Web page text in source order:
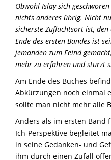
Obwohl Islay sich
nichts anderes übrig. Nicht
sicherste Zufluchtsort ist,
Ende des ersten Bandes ist
jemanden zum Feind
mehr zu erfahren und stürzt
Am Ende des Buches
Abkürzungen noch einmal
sollte man nicht mehr alle
Anders als im ersten Band
Ich-Perspektive begleitet
in seine Gedanken- und
ihm durch einen Zufall